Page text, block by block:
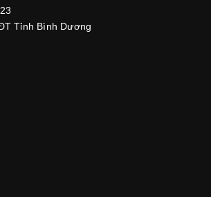
Tỉnh Bình Dương